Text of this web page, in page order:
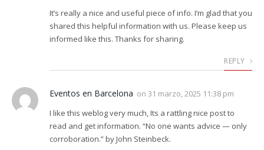
It’s really a nice and useful piece of info. I’m glad that you
shared this helpful information with us. Please keep us
informed like this. Thanks for sharing.
REPLY
Eventos en Barcelona on 31 marzo, 2025 11:38 pm
I like this weblog very much, Its a rattling nice post to
read and get information. “No one wants advice — only
corroboration.” by John Steinbeck.